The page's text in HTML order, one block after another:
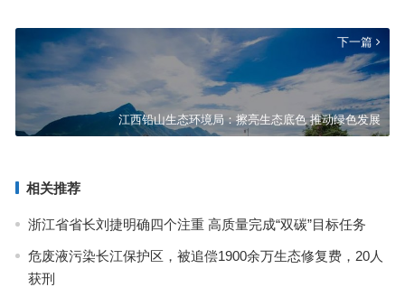
下一篇
江西铅山生态环境局：擦亮生态底色 推动绿色发展
相关推荐
浙江省省长刘捷明确四个注重 高质量完成“双碳”目标任务
危废液污染长江保护区，被追偿1900余万生态修复费，20人
获刑